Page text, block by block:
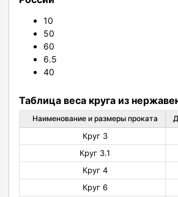
10
50
60
6.5
40
Таблица веса круга из
Наименование и размеры проката
Круг 3
Круг 3.1
Круг 4
Круг 6